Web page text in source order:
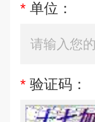
* 单位：
* 验证码：